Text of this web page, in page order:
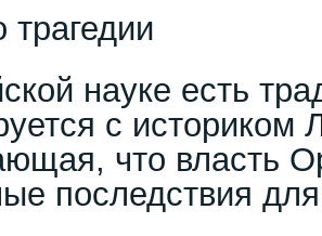
науке есть
с
что власть
последствия